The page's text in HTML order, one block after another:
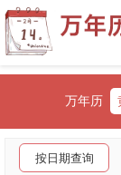
万年历
按日期查询